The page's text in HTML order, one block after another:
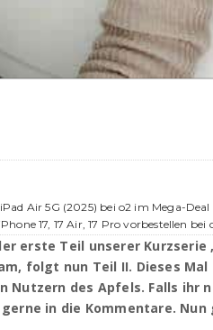
iPad Air 5G (2025) bei o2 im Mega-Deal
17, 17 Air, 17 Pro vorbestellen bei
erste Teil unserer Kurzserie
folgt nun Teil II. Dieses
Nutzern des Apfels. Falls ihr
in die Kommentare.